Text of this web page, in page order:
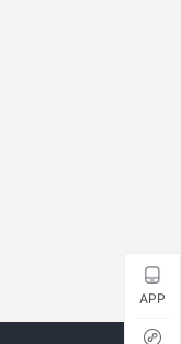
APP